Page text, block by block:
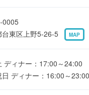
0005
台東区上野5-26-5
MAP
ディナー：17:00～24:00
日 ディナー：16:00～23:00